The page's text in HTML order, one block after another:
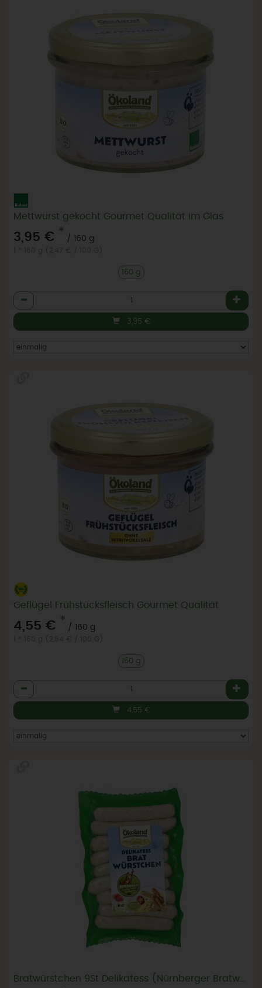
Mettwurst gekocht Gourmet Qualität im Glas
3,95 € *
/ 160 g
160 g
Anzahl
3,95 €
Geflügel Frühstücksfleisch Gourmet Qualität
4,55 € *
/ 160 g
160 g
Anzahl
4,55 €